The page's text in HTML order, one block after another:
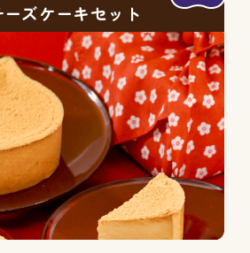
ズケーキセット